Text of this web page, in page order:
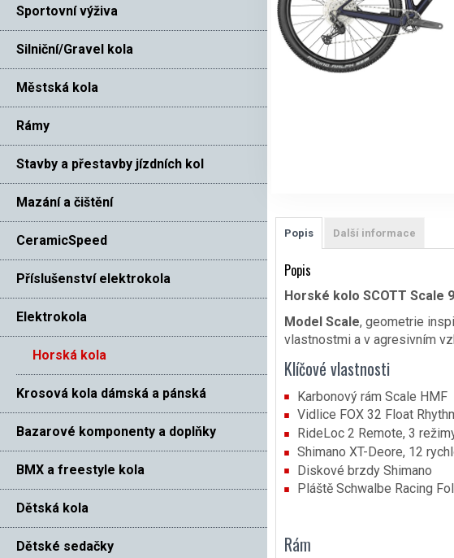
Sportovní výživa
Silniční/Gravel kola
Městská kola
Rámy
Stavby a přestavby jízdních kol
Mazání a čištění
CeramicSpeed
Příslušenství elektrokola
Elektrokola
Horská kola
Krosová kola dámská a pánská
Bazarové komponenty a doplňky
BMX a freestyle kola
Dětská kola
Dětské sedačky
Popis Další informace
Popis
Horské kolo SCOTT Scale
Model Scale, geometrie
vlastnostmi a v agresivním
Klíčové vlastnosti
Karbonový rám Scale HMF
Vidlice FOX 32 Float
RideLoc 2 Remote, 3
Shimano XT-Deore, 12
Diskové brzdy Shimano
Pláště Schwalbe Racing
Rám